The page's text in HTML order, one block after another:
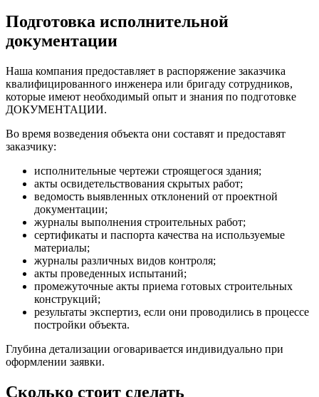
Подготовка исполнительной
документации
Наша компания предоставляет в распоряжение заказчика
квалифицированного инженера или бригаду сотрудников,
которые имеют необходимый опыт и знания по подготовке
ДОКУМЕНТАЦИИ.
Во время возведения объекта они составят и предоставят
заказчику:
исполнительные чертежи строящегося здания;
акты освидетельствования скрытых работ;
ведомость выявленных отклонений от проектной
документации;
журналы выполнения строительных работ;
сертификаты и паспорта качества на используемые
материалы;
журналы различных видов контроля;
акты проведенных испытаний;
промежуточные акты приема готовых строительных
конструкций;
результаты экспертиз, если они проводились в процессе
постройки объекта.
Глубина детализации оговаривается индивидуально при
оформлении заявки.
Сколько стоит сделать